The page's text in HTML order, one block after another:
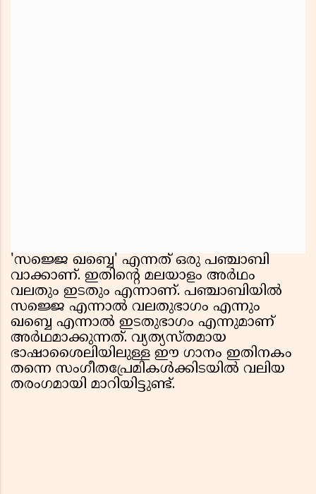
'സജ്ജെ ഖബ്ബെ' എന്നത് ഒരു പഞ്ചാബി
വാക്കാണ്. ഇതിൻ്റെ മലയാളം അർഥം
വലതും ഇടതും എന്നാണ്. പഞ്ചാബിയിൽ
സജ്ജെ എന്നാൽ വലതുഭാഗം എന്നും
ഖബ്ബെ എന്നാൽ ഇടതുഭാഗം എന്നുമാണ്
അർഥമാക്കുന്നത്. വ്യത്യസ്തമായ
ഭാഷാശൈലിയിലുള്ള ഈ ഗാനം ഇതിനകം
തന്നെ സംഗീതപ്രേമികൾക്കിടയിൽ വലിയ
തരംഗമായി മാറിയിട്ടുണ്ട്.